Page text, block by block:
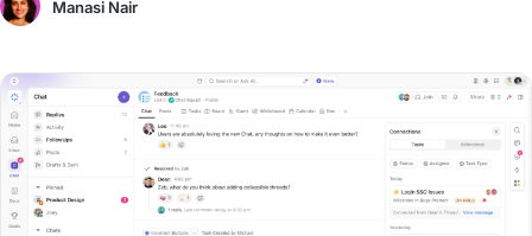
Manasi Nair